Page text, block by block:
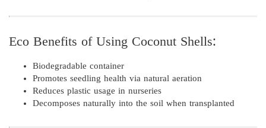
Eco Benefits of Using Coconut Shells:
Biodegradable container
Promotes seedling health via natural aeration
Reduces plastic usage in nurseries
Decomposes naturally into the soil when transplanted